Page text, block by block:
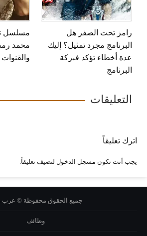
رامز تحت الصفر هل
البرنامج مجرد تمثيل؟ إليك
عدة أخطاء تؤكد فبركة
البرنامج
مسلسل
محمد
والقنوات
التعليقات
اترك تعليقاً
يجب أنت تكون مسجل الدخول لتضيف تعليقاً.
جميع الحقوق محفوظة © عرب
وظائف